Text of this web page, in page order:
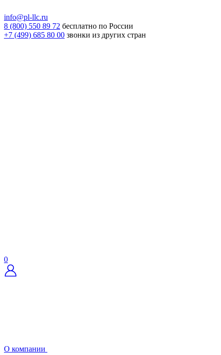
info@pl-llc.ru
8 (800) 550 89 72 бесплатно по России
+7 (499) 685 80 00 звонки из других стран
0
О компании